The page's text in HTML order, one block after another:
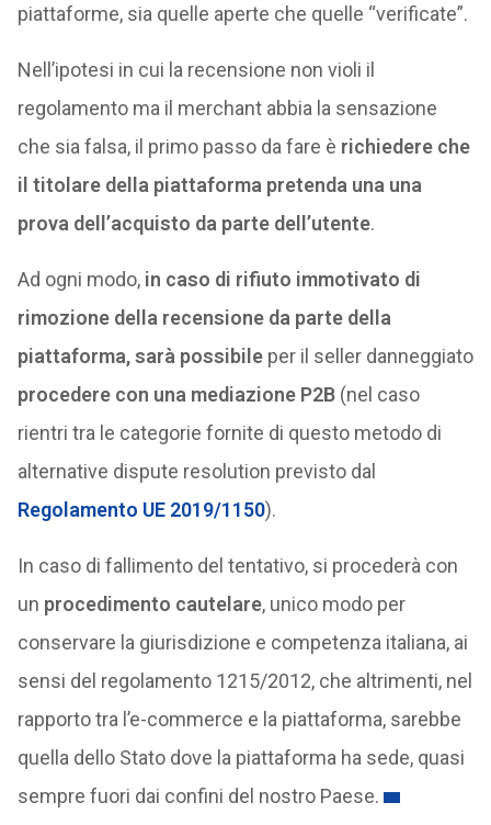
piattaforme, sia quelle aperte che quelle “verificate”.
Nell’ipotesi in cui la recensione non violi il
regolamento ma il merchant abbia la sensazione
che sia falsa, il primo passo da fare è richiedere che
il titolare della piattaforma pretenda una una
prova dell’acquisto da parte dell’utente.
Ad ogni modo, in caso di rifiuto immotivato di
rimozione della recensione da parte della
piattaforma, sarà possibileper il seller danneggiato
procedere con una mediazione P2B(nel caso
rientri tra le categorie fornite di questo metodo di
alternative dispute resolution previsto dal
Regolamento UE 2019/1150).
In caso di fallimento del tentativo, si procederà con
un procedimento cautelare, unico modo per
conservare la giurisdizione e competenza italiana, ai
sensi del regolamento 1215/2012, che altrimenti, nel
rapporto tra l’e-commerce e la piattaforma, sarebbe
quella dello Stato dove la piattaforma ha sede, quasi
sempre fuori dai confini del nostro Paese.